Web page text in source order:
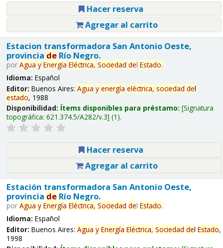
Hacer reserva
Agregar al carrito
Estacion transformadora San Antonio Oeste,
provincia deRío Negro.
por Agua y Energía Eléctrica, Sociedad del Estado.
Idioma: Español
Editor: Buenos Aires: Agua y energía eléctrica, sociedad del
estado, 1988
Disponibilidad: Ítems disponibles para préstamo: Signatura
topográfica: 621.374.5/A282/v.3 (1).
Hacer reserva
Agregar al carrito
Estación transformadora San Antonio Oeste,
provincia deRío Negro.
por Agua y Energía Eléctrica, Sociedad del Estado.
Idioma: Español
Editor: Buenos Aires: Agua y Energía Eléctrica, Sociedad del Estado,
1998